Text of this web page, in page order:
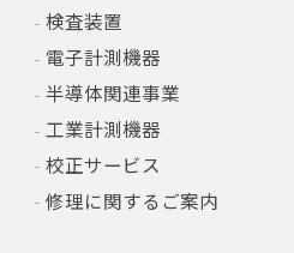
検査装置
電子計測機器
半導体関連事業
工業計測機器
校正サービス
修理に関するご案内